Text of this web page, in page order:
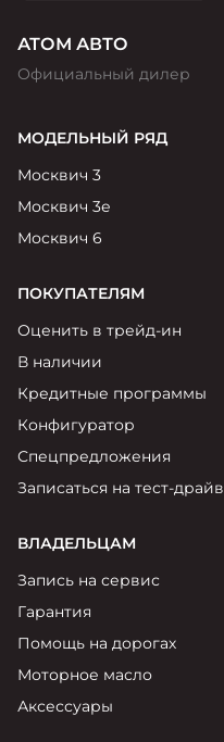
АТОМ АВТО
Официальный дилер
МОДЕЛЬНЫЙ РЯД
Москвич 3
Москвич 3е
Москвич 6
ПОКУПАТЕЛЯМ
Оценить в трейд-ин
В наличии
Кредитные программы
Конфигуратор
Спецпредложения
Записаться на тест-драйв
ВЛАДЕЛЬЦАМ
Запись на сервис
Гарантия
Помощь на дорогах
Моторное масло
Аксессуары